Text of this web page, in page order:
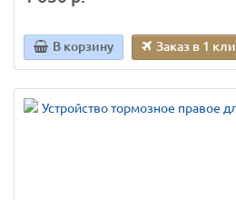
В корзину Заказ в 1